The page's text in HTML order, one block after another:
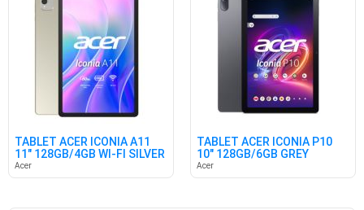
TABLET ACER ICONIA A11
11" 128GB/4GB WI-FI SILVER
Acer
TABLET ACER ICONIA P10
10" 128GB/6GB GREY
Acer